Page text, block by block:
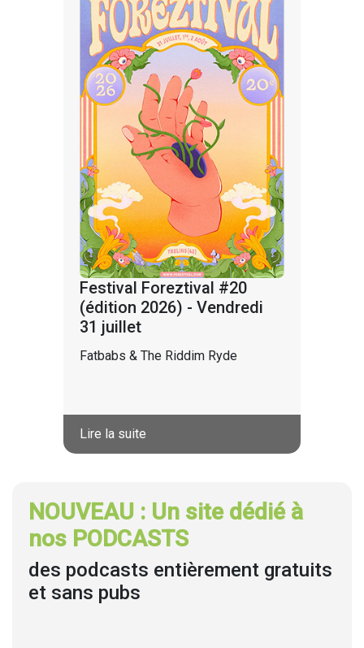
Festival Foreztival #20
(édition 2026) - Vendredi
31 juillet
Fatbabs & The Riddim Ryde
Lire la suite
NOUVEAU : Un site dédié à
nos PODCASTS
des podcasts entièrement gratuits
et sans pubs